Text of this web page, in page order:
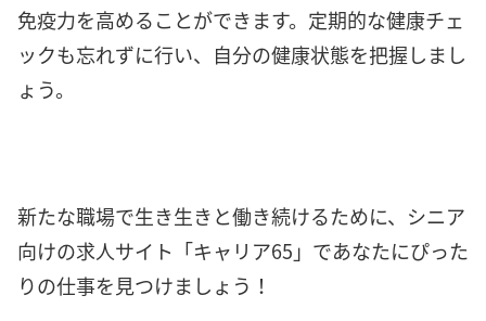
免疫力を高めることができます。定期的な健康チェ
ックも忘れずに行い、自分の健康状態を把握しまし
ょう。
新たな職場で生き生きと働き続けるために、シニア
向けの求人サイト「キャリア65」であなたにぴった
りの仕事を見つけましょう！